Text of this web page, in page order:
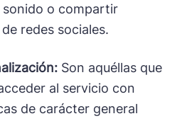
o compartir
redes sociales.
Son aquéllas que
al servicio con
de carácter general